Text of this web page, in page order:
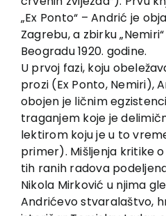
„Ex Ponto“ – Andrić je
Zagrebu, a zbirku
Beogradu 1920. godine.
U prvoj fazi, koju
prozi (Ex Ponto, Nemiri),
obojen je ličnim
traganjem koje je
lektirom koju je u to
primer). Mišljenja kritike
tih ranih radova
Nikola Mirković u njima
Andrićevo stvaralaštvo,